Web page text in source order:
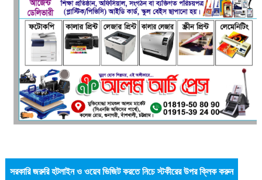
সরকারি জরুরি হটলাইন ও ওয়েব ভিজিট করতে নিচে স্টকীরের উপর ক্লিক করুন